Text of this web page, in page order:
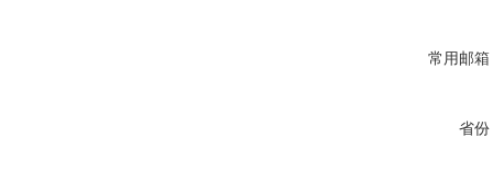
常用邮箱
省份